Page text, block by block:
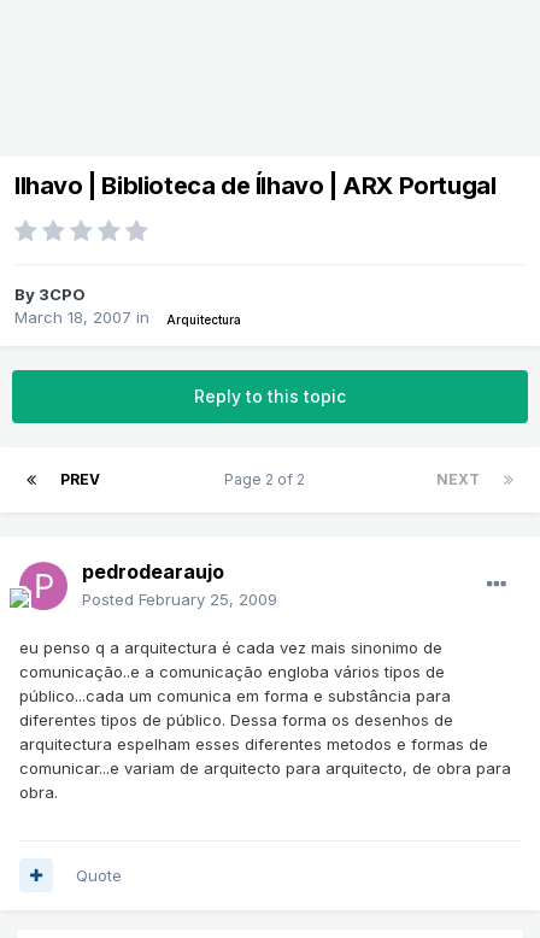
Ilhavo | Biblioteca de Ílhavo | ARX Portugal
By 3CPO
March 18, 2007 in Arquitectura
Reply to this topic
PREV NEXT
Page 2 of 2
pedrodearaujo
Posted February 25, 2009
eu penso q a arquitectura é cada vez mais sinonimo de
comunicação..e a comunicação engloba vários tipos de
público...cada um comunica em forma e substância para
diferentes tipos de público. Dessa forma os desenhos de
arquitectura espelham esses diferentes metodos e formas de
comunicar...e variam de arquitecto para arquitecto, de obra para
obra.
Quote